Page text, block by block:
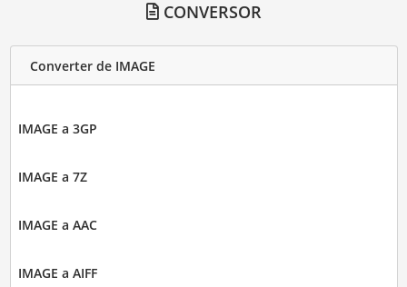
CONVERSOR
Converter de IMAGE
IMAGE a 3GP
IMAGE a 7Z
IMAGE a AAC
IMAGE a AIFF